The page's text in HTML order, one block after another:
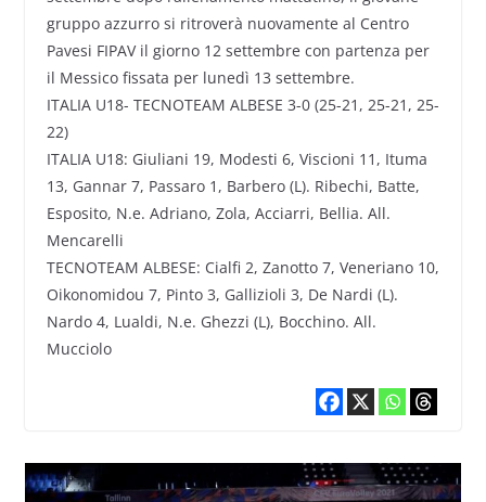
gruppo azzurro si ritroverà nuovamente al Centro
Pavesi FIPAV il giorno 12 settembre con partenza per
il Messico fissata per lunedì 13 settembre.
ITALIA U18- TECNOTEAM ALBESE 3-0 (25-21, 25-21, 25-
22)
ITALIA U18: Giuliani 19, Modesti 6, Viscioni 11, Ituma
13, Gannar 7, Passaro 1, Barbero (L). Ribechi, Batte,
Esposito, N.e. Adriano, Zola, Acciarri, Bellia. All.
Mencarelli
TECNOTEAM ALBESE: Cialfi 2, Zanotto 7, Veneriano 10,
Oikonomidou 7, Pinto 3, Gallizioli 3, De Nardi (L).
Nardo 4, Lualdi, N.e. Ghezzi (L), Bocchino. All.
Mucciolo